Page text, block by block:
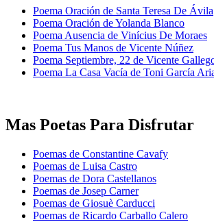
Poema Oración de Santa Teresa De Ávila
Poema Oración de Yolanda Blanco
Poema Ausencia de Vinícius De Moraes
Poema Tus Manos de Vicente Núñez
Poema Septiembre, 22 de Vicente
Poema La Casa Vacía de Toni García
Mas Poetas Para Disfrutar
Poemas de Constantine Cavafy
Poemas de Luisa Castro
Poemas de Dora Castellanos
Poemas de Josep Carner
Poemas de Giosuè Carducci
Poemas de Ricardo Carballo Calero